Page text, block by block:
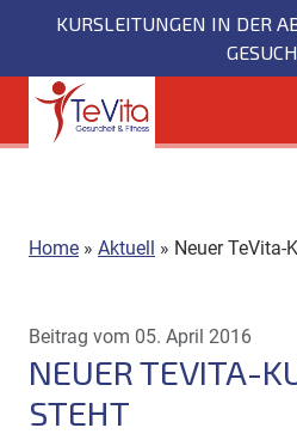
Inhalt
KURSLEITUNGEN IN DER
Home » Aktuell » Neuer TeVita-
Beitrag vom 05. April 2016
NEUER TEVITA-
STEHT